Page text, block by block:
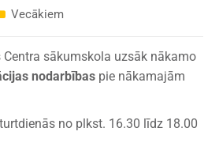
Vecākiem
sākumskola uzsāk nākamo
nodarbības pie nākamajām
no plkst. 16.30 līdz 18.00